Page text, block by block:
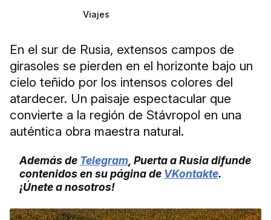
Viajes
En el sur de Rusia, extensos campos de
girasoles se pierden en el horizonte bajo un
cielo teñido por los intensos colores del
atardecer. Un paisaje espectacular que
convierte a la región de Stávropol en una
auténtica obra maestra natural.
Además de Telegram , Puerta a Rusia difunde
contenidos en su página de VKontakte.
¡Únete a nosotros!